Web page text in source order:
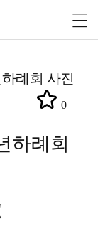
례회 사진
0
하례회